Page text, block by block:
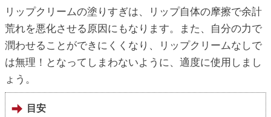
リップクリームの塗りすぎは、リップ自体の摩擦で余計
荒れを悪化させる原因にもなります。また、自分の力で
潤わせることができにくくなり、リップクリームなしで
は無理！となってしまわないように、適度に使用しまし
ょう。
目安